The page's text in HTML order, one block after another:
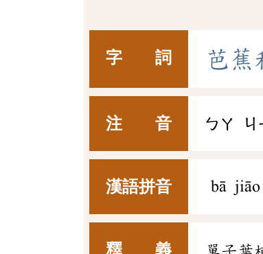
字 詞 芭蕉
注 音 ㄅㄚ ㄐ
漢語拼音 bā
釋 義